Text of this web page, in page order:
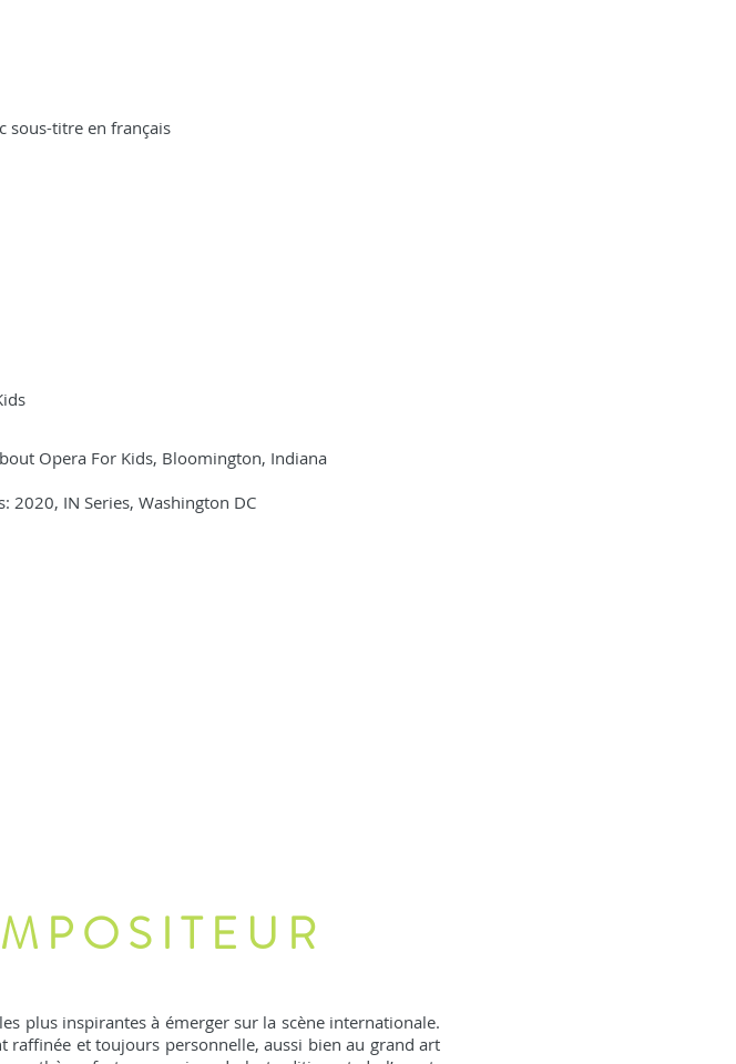
sous-titre en français
Opera For Kids, Bloomington, Indiana
2020, IN Series, Washington DC
plus inspirantes à émerger sur la scène internationale.
raffinée et toujours personnelle, aussi bien au grand art